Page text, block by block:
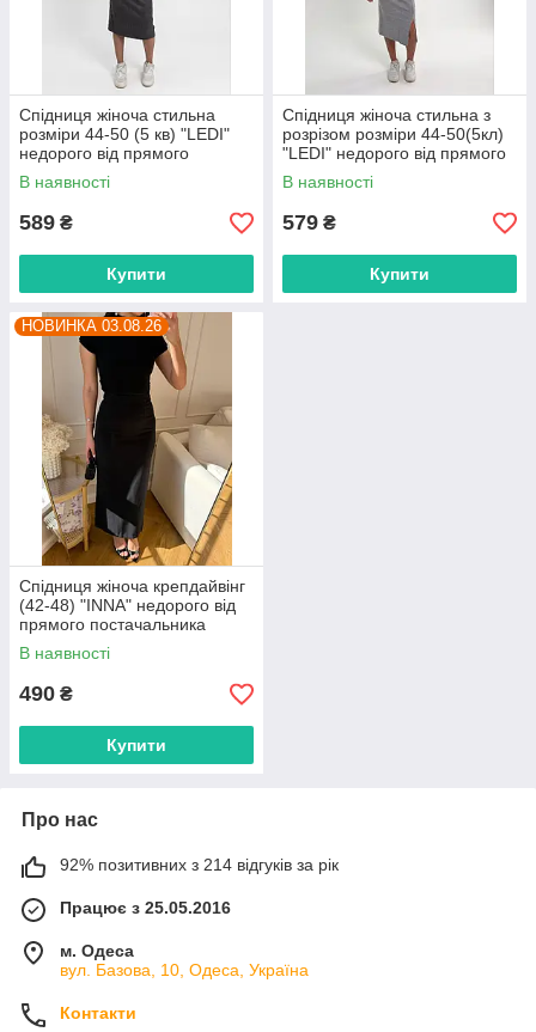
Спідниця жіноча стильна
розміри 44-50 (5 кв) "LEDI"
недорого від прямого
постачальника
В наявності
589 ₴
Купити
Спідниця жіноча стильна з
розрізом розміри 44-50(5кл)
"LEDI" недорого від прямого
постачальника
В наявності
579 ₴
Купити
НОВИНКА 03.08.26
Спідниця жіноча крепдайвінг
(42-48) "INNA" недорого від
прямого постачальника
В наявності
490 ₴
Купити
Про нас
92% позитивних з 214 відгуків за рік
Працює з 25.05.2016
м. Одеса
вул. Базова, 10, Одеса, Україна
Контакти